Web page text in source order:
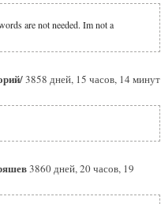
are not needed. Im not a
3858 дней, 15 часов, 14 минут
3860 дней, 20 часов, 19